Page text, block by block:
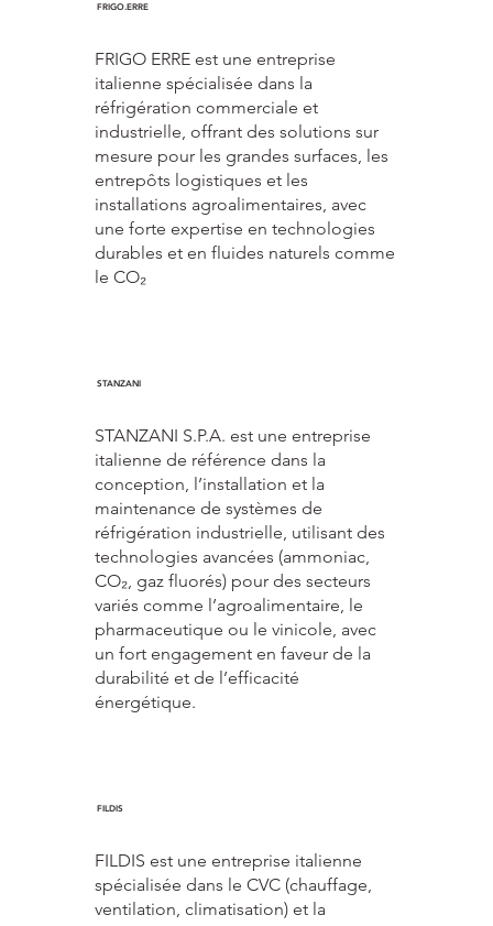
FRIGO.ERRE
FRIGO ERRE est une entreprise
italienne spécialisée dans la
réfrigération commerciale et
industrielle, offrant des solutions sur
mesure pour les grandes surfaces, les
entrepôts logistiques et les
installations agroalimentaires, avec
une forte expertise en technologies
durables et en fluides naturels comme
le CO₂
STANZANI
STANZANI S.P.A. est une entreprise
italienne de référence dans la
conception, l’installation et la
maintenance de systèmes de
réfrigération industrielle, utilisant des
technologies avancées (ammoniac,
CO₂, gaz fluorés) pour des secteurs
variés comme l’agroalimentaire, le
pharmaceutique ou le vinicole, avec
un fort engagement en faveur de la
durabilité et de l’efficacité
énergétique.
FILDIS
FILDIS est une entreprise italienne
spécialisée dans le CVC (chauffage,
ventilation, climatisation) et la